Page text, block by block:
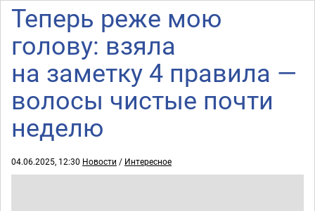
Теперь реже мою
голову: взяла
на заметку 4 правила —
волосы чистые почти
неделю
04.06.2025, 12:30 Новости / Интересное